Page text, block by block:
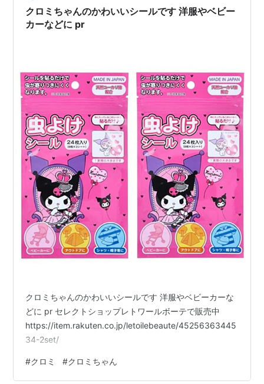
クロミちゃんのかわいいシールです 洋服やベビー
カーなどに pr
クロミちゃんのかわいいシールです 洋服やベビーカーな
どに pr セレクトショップレトワールボーテで販売中
https://item.rakuten.co.jp/letoilebeaute/45256363445
34-2set/
#クロミ #クロミちゃん